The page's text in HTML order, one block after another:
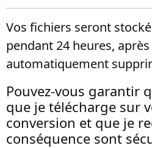
Vos fichiers seront
pendant 24 heures,
automatiquement
Pouvez-vous garantir
que je télécharge sur
conversion et que je
conséquence sont